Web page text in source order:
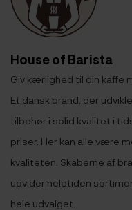
House of Barista
Giv kærlighed til din kaffe
Et dansk brand, der
tilbehør i solid kvalitet i
priser. Her kan alle være
kvaliteten. Skaberne af
udvider heletiden
hele udvalget.